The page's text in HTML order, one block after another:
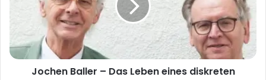
Begleiters
an
Jochen Baller – Das Leben eines diskreten